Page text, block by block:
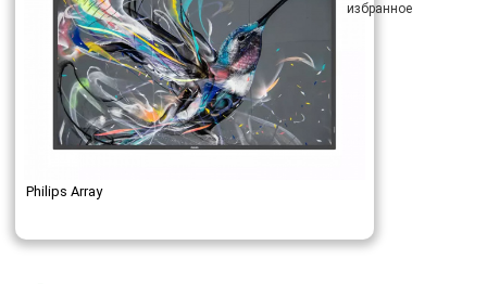
Philips Array